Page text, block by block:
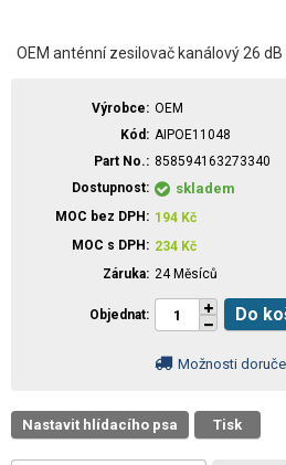
OEM anténní zesilovač kanálový 26
Výrobce
OEM
Kód
AIPOE11048
Part No.
858594163273340
Dostupnost
skladem
MOC bez DPH 194 Kč
MOC s DPH
234 Kč
Záruka 24 Měsíců
Objednat Do
Možnosti
Nastavit hlídacího psa Tisk